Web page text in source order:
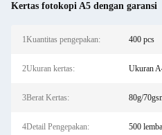
Kertas fotokopi A5 dengan garansi
1Kuantitas pengepakan: 400 pcs
2Ukuran kertas: Ukuran
3Berat Kertas: 80g/
4Detail Pengepakan: 500